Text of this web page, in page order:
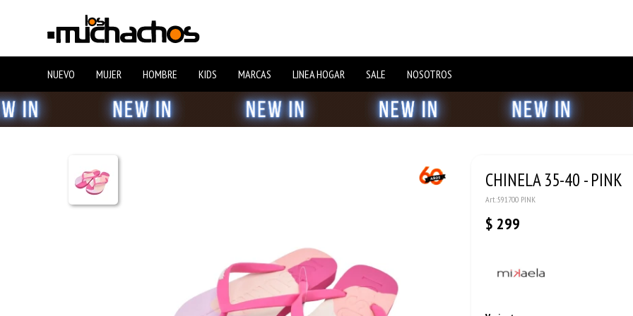
NUEVO MUJER HOMBRE KIDS MARCAS LINEA HOGAR SALE NOSOTROS
CHINELA 35-40 - PINK
591700 PINK
$ 299